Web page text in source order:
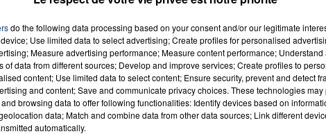
également à la maison.
do the following data processing based on your consent and/or our legitimate
Use limited data to select advertising; Create profiles for personalised
Measure advertising performance; Measure content performance;
of data from different sources; Develop and improve services; Create profiles to
content; Use limited data to select content; Ensure security, prevent and detect
and content; Save and communicate privacy choices. These technologies
browsing data to offer following functionalities: Identify devices based on
data; Match and combine data from other data sources; Link different
automatically.